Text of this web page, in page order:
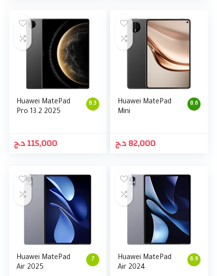
8.3
Huawei MatePad
Pro 13.2 2025
115,000د.ج
8.6
Huawei MatePad
Mini
82,000د.ج
7
Huawei MatePad
Air 2025
6.9
Huawei MatePad
Air 2024